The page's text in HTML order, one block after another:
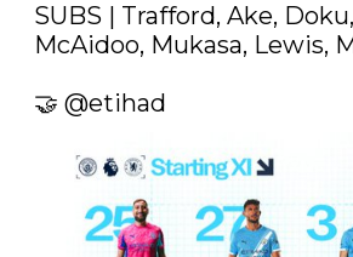
SUBS | Trafford, Ake,
McAidoo, Mukasa, Lewis,
🤝 @etihad